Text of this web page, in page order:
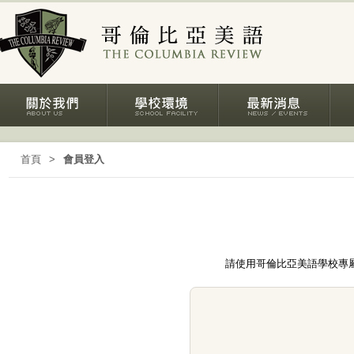
首頁 > 會員登入
請使用哥倫比亞美語學校